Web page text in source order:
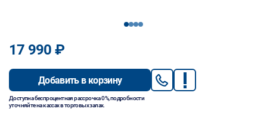
1234
17 990 ₽
Добавить в корзину
Доступна беспроцентная рассрочка 0%, подробности
уточняйте на кассах в торговых залах.